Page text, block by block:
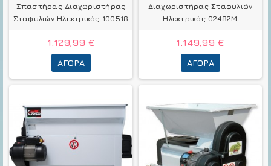
Σπαστήρας Διαχωριστήρας
Σταφυλιών Ηλεκτρικός 100518
1.129,99 €
ΑΓΟΡΆ
Διαχωριστήρας Σταφυλιών
Ηλεκτρικός 02482Μ
1.149,99 €
ΑΓΟΡΆ